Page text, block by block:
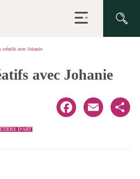
Ouvrir
la
créatifs avec Johanie
avec Johanie
D'ART
Facebook Email Share